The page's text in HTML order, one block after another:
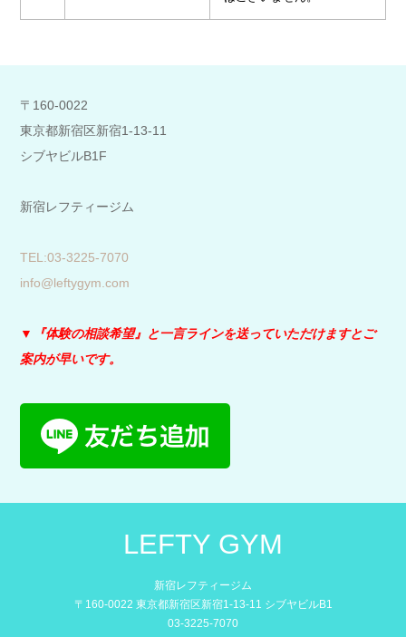
〒160-0022
東京都新宿区新宿1-13-11
シブヤビルB1F
新宿レフティージム
​TEL:03-3225-7070
info@leftygym.com
▼『体験の相談希望』と一言ラインを送っていただけますとご
案内が早いです。
LEFTY GYM
新宿レフティージム
〒160-0022 東京都新宿区新宿1-13-11 シブヤビルB1
03-3225-7070